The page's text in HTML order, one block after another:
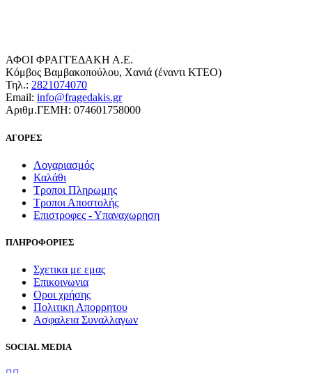
ΑΦΟΙ ΦΡΑΓΓΕΔΑΚΗ Α.Ε.
Κόμβος Βαμβακοπούλου, Χανιά (έναντι ΚΤΕΟ)
Τηλ.: 2821074070
Email: info@fragedakis.gr
Αριθμ.ΓΕΜΗ: 074601758000
ΑΓΟΡΕΣ
Λογαριασμός
Καλάθι
Τροποι Πληρωμης
Τροποι Αποστολής
Επιστροφες - Υπαναχωρηση
ΠΛΗΡΟΦΟΡΙΕΣ
Σχετικα με εμας
Επικοινωνια
Οροι χρήσης
Πολιτικη Απορρητου
Ασφαλεια Συναλλαγων
SOCIAL MEDIA